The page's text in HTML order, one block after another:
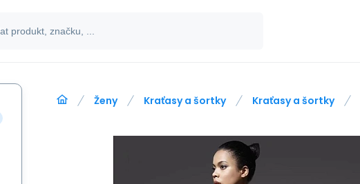
Ženy Kraťasy a šortky Kraťasy a šortky